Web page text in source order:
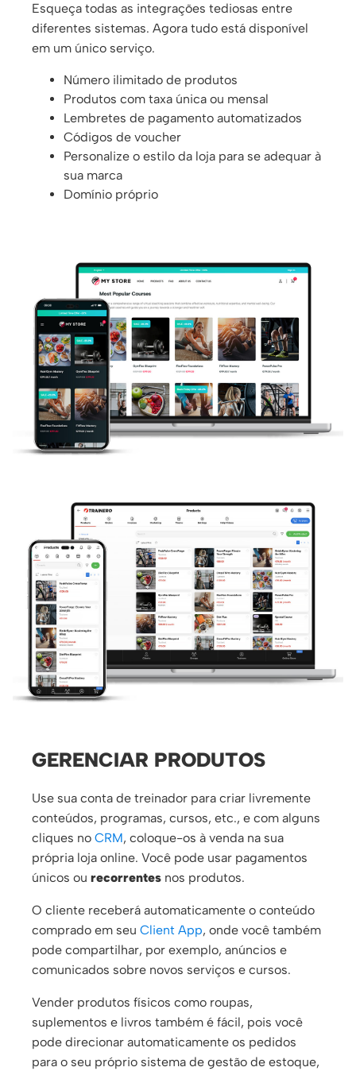
Esqueça todas as integrações tediosas entre
diferentes sistemas. Agora tudo está disponível
em um único serviço.
Número ilimitado de produtos
Produtos com taxa única ou mensal
Lembretes de pagamento automatizados
Códigos de voucher
Personalize o estilo da loja para se adequar à
sua marca
Domínio próprio
GERENCIAR PRODUTOS
Use sua conta de treinador para criar livremente
conteúdos, programas, cursos, etc., e com alguns
cliques no CRM, coloque-os à venda na sua
própria loja online. Você pode usar pagamentos
únicos ou recorrentes nos produtos.
O cliente receberá automaticamente o conteúdo
comprado em seu Client App, onde você também
pode compartilhar, por exemplo, anúncios e
comunicados sobre novos serviços e cursos.
Vender produtos físicos como roupas,
suplementos e livros também é fácil, pois você
pode direcionar automaticamente os pedidos
para o seu próprio sistema de gestão de estoque,